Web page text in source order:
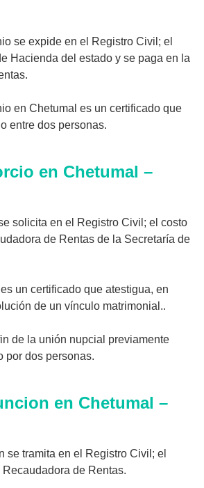
se expide en el Registro Civil; el
Hacienda del estado y se paga en la
en Chetumal es un certificado que
entre dos personas.
en Chetumal –
solicita en el Registro Civil; el costo
de Rentas de la Secretaría de
un certificado que atestigua, en
de un vínculo matrimonial..
de la unión nupcial previamente
por dos personas.
en Chetumal –
se tramita en el Registro Civil; el
de Rentas.